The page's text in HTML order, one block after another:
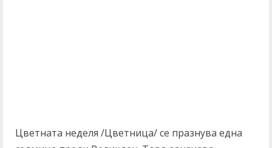
Цветната неделя /Цветница/ се празнува една